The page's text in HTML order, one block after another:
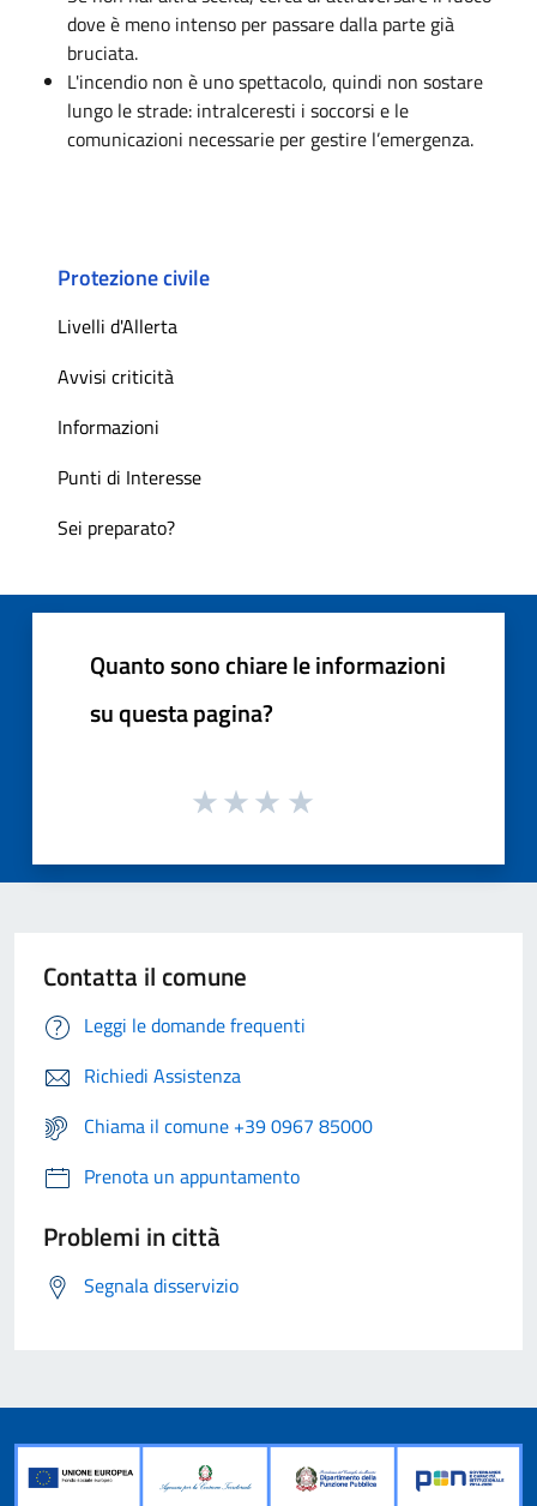
dove è meno intenso per passare dalla parte già
bruciata.
L'incendio non è uno spettacolo, quindi non sostare
lungo le strade: intralceresti i soccorsi e le
comunicazioni necessarie per gestire l’emergenza.
Protezione civile
Livelli d'Allerta
Avvisi criticità
Informazioni
Punti di Interesse
Sei preparato?
Quanto sono chiare le informazioni
su questa pagina?
Contatta il comune
Leggi le domande frequenti
Richiedi Assistenza
Chiama il comune +39 0967 85000
Prenota un appuntamento
Problemi in città
Segnala disservizio